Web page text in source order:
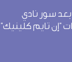
بعد سور نادي
"إن تايم كلينيك"